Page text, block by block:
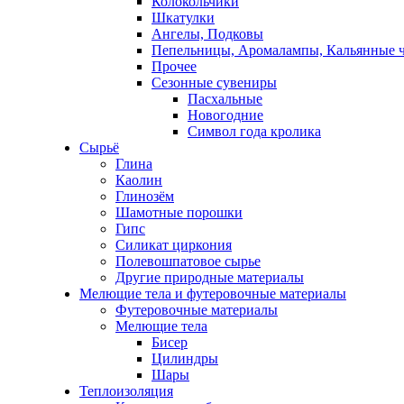
Шкатулки
Ангелы, Подковы
Пепельницы, Аромалампы, Кальянные
Прочее
Сезонные сувениры
Пасхальные
Новогодние
Символ года кролика
Сырьё
Глина
Каолин
Глинозём
Шамотные порошки
Гипс
Силикат циркония
Полевошпатовое сырье
Другие природные материалы
Мелющие тела и футеровочные материалы
Футеровочные материалы
Мелющие тела
Бисер
Цилиндры
Шары
Теплоизоляция